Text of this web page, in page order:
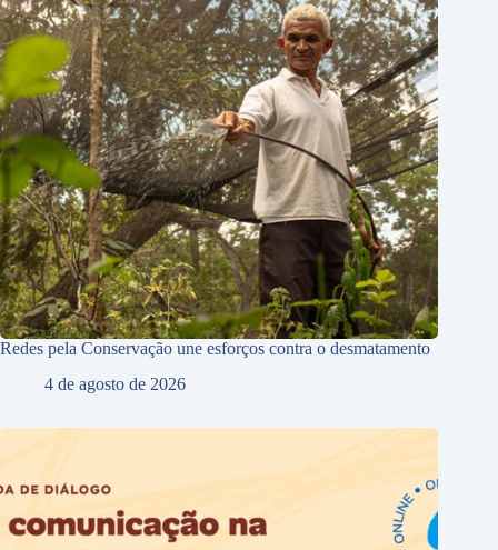
Redes pela Conservação une esforços contra o desmatamento
4 de agosto de 2026